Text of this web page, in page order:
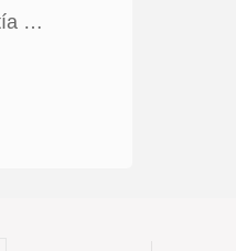
…